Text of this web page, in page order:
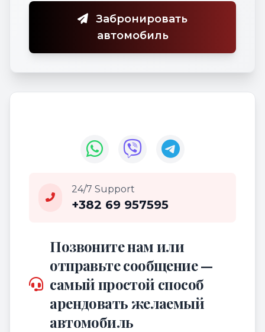
Забронировать
автомобиль
24/7 Support
+382 69 957595
Позвоните нам или
отправьте сообщение —
самый простой способ
арендовать желаемый
автомобиль